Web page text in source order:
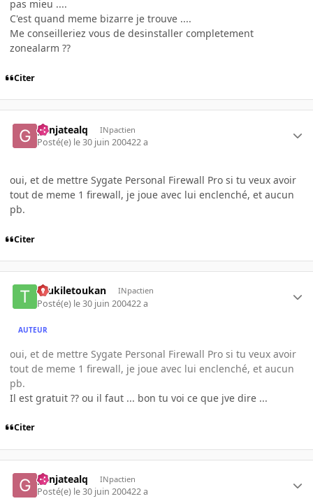
pas mieu ....
C'est quand meme bizarre je trouve ....
Me conseilleriez vous de desinstaller completement
zonealarm ??
Citer
ganjatealq INpactien
Posté(e) le 30 juin 200422 a
oui, et de mettre Sygate Personal Firewall Pro si tu veux avoir
tout de meme 1 firewall, je joue avec lui enclenché, et aucun
pb.
Citer
toukiletoukan INpactien
Posté(e) le 30 juin 200422 a
AUTEUR
oui, et de mettre Sygate Personal Firewall Pro si tu veux avoir
tout de meme 1 firewall, je joue avec lui enclenché, et aucun
pb.
Il est gratuit ?? ou il faut ... bon tu voi ce que jve dire ...
Citer
ganjatealq INpactien
Posté(e) le 30 juin 200422 a